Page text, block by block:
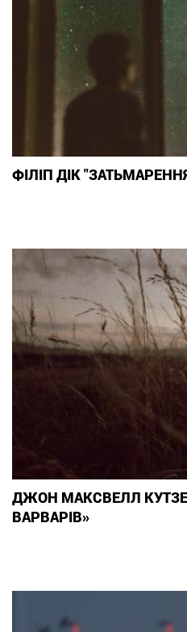
ФІЛІП ДІК
ДЖОН МАКСВЕЛЛ
ВАРВАРІВ»